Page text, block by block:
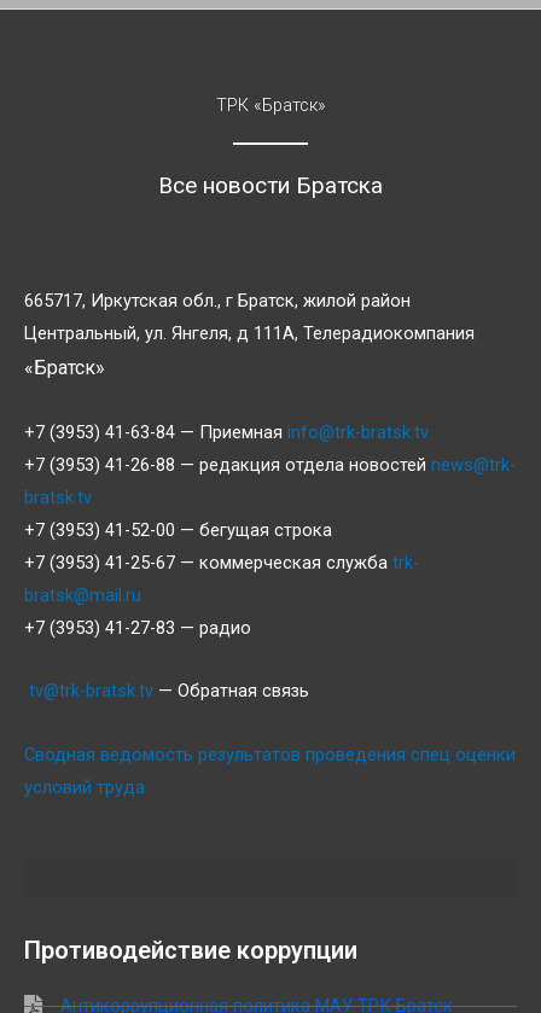
ТРК «Братск»
Все новости Братска
665717, Иркутская обл., г Братск, жилой район
Центральный, ул. Янгеля, д 111А, Телерадиокомпания
«Братск»
+7 (3953) 41-63-84 — Приемная info@trk-bratsk.tv
+7 (3953) 41-26-88 — редакция отдела новостей news@trk-
bratsk.tv
+7 (3953) 41-52-00 — бегущая строка
+7 (3953) 41-25-67 — коммерческая служба trk-
bratsk@mail.ru
+7 (3953) 41-27-83 — радио
tv@trk-bratsk.tv — Обратная связь
Сводная ведомость результатов проведения спец оценки
условий труда
Противодействие коррупции
Антикоррупционная политика МАУ ТРК Братск